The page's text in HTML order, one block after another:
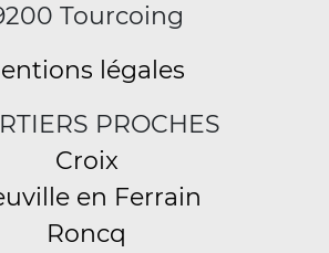
Tourcoing
légales
PROCHES
Croix
en Ferrain
Roncq